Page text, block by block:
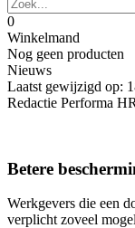
0
Winkelmand
Nog geen producten
Nieuws
Laatst gewijzigd op:
Redactie Performa HR
Betere
Werkgevers die een
verplicht zoveel